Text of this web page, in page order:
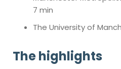
7 min
The University of
The highlights